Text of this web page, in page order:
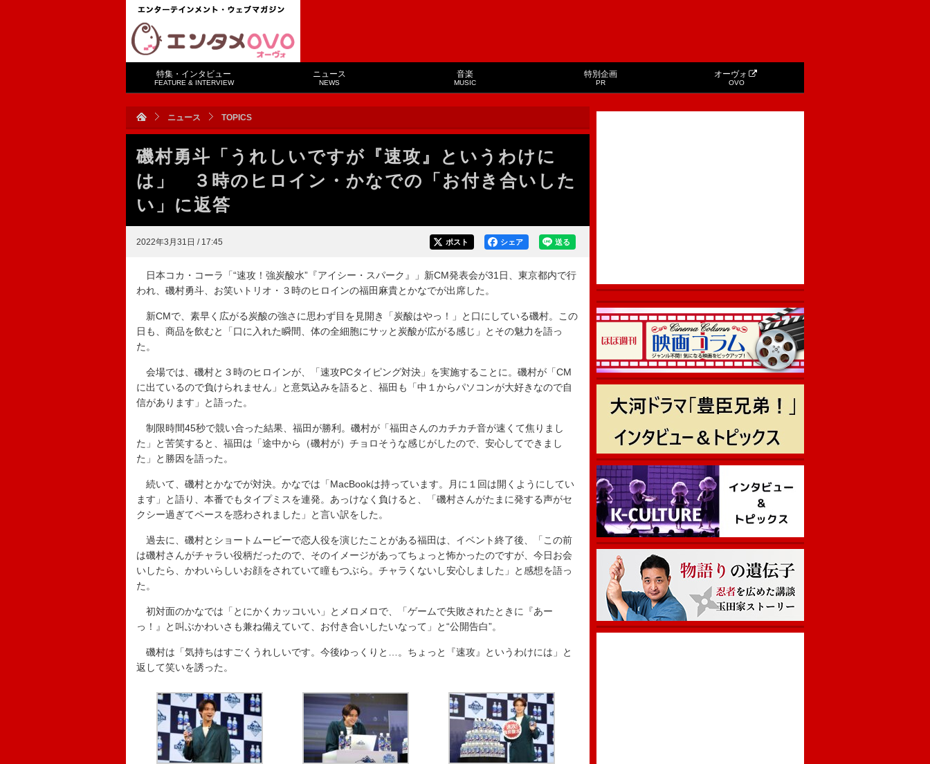
特集・インタビュー
FEATURE & INTERVIEW
ニュース
NEWS
音楽
MUSIC
特別企画
PR
オーヴォ
OVO
ニュース TOPICS
磯村勇斗「うれしいですが『速攻』というわけに
は」 ３時のヒロイン・かなでの「お付き合いした
い」に返答
2022年3月31日 / 17:45 送る
シェア
ポスト
日本コカ・コーラ「“速攻！強炭酸水”『アイシー・スパーク』」新CM発表会が31日、東京都内で行
われ、磯村勇斗、お笑いトリオ・３時のヒロインの福田麻貴とかなでが出席した。
新CMで、素早く広がる炭酸の強さに思わず目を見開き「炭酸はやっ！」と口にしている磯村。この
日も、商品を飲むと「口に入れた瞬間、体の全細胞にサッと炭酸が広がる感じ」とその魅力を語っ
た。
会場では、磯村と３時のヒロインが、「速攻PCタイピング対決」を実施することに。磯村が「CM
に出ているので負けられません」と意気込みを語ると、福田も「中１からパソコンが大好きなので自
信があります」と語った。
制限時間45秒で競い合った結果、福田が勝利。磯村が「福田さんのカチカチ音が速くて焦りまし
た」と苦笑すると、福田は「途中から（磯村が）チョロそうな感じがしたので、安心してできまし
た」と勝因を語った。
続いて、磯村とかなでが対決。かなでは「MacBookは持っています。月に１回は開くようにしてい
ます」と語り、本番でもタイプミスを連発。あっけなく負けると、「磯村さんがたまに発する声がセ
クシー過ぎてペースを惑わされました」と言い訳をした。
過去に、磯村とショートムービーで恋人役を演じたことがある福田は、イベント終了後、「この前
は磯村さんがチャラい役柄だったので、そのイメージがあってちょっと怖かったのですが、今日お会
いしたら、かわいらしいお顔をされていて瞳もつぶら。チャラくないし安心しました」と感想を語っ
た。
初対面のかなでは「とにかくカッコいい」とメロメロで、「ゲームで失敗されたときに『あー
っ！』と叫ぶかわいさも兼ね備えていて、お付き合いしたいなって」と“公開告白”。
磯村は「気持ちはすごくうれしいです。今後ゆっくりと…。ちょっと『速攻』というわけには」と
返して笑いを誘った。